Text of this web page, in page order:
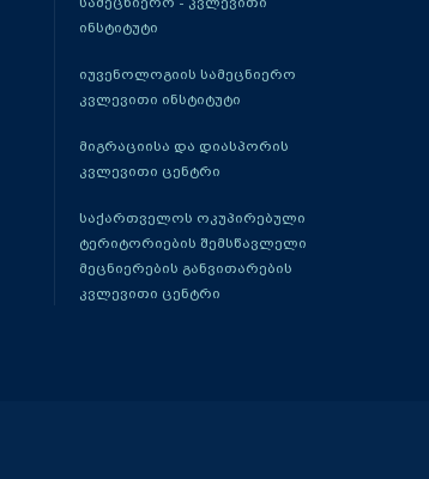
ინსტიტუტი
იუვენოლოგიის სამეცნიერო
კვლევითი ინსტიტუტი
მიგრაციისა და დიასპორის
კვლევითი ცენტრი
საქართველოს ოკუპირებული
ტერიტორიების შემსწავლელი
მეცნიერების განვითარების
კვლევითი ცენტრი